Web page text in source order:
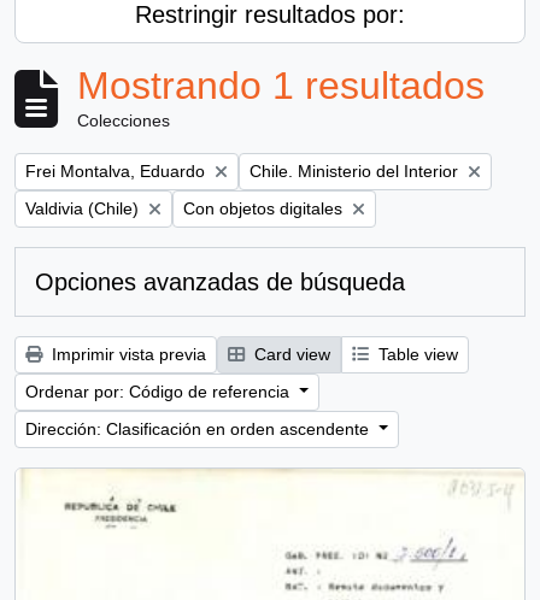
Restringir resultados por:
Mostrando 1 resultados
Colecciones
Remove filter:
Frei Montalva, Eduardo Remove filter:
Chile. Ministerio del Interior
Remove filter:
Valdivia (Chile) Remove filter:
Con objetos digitales
Opciones avanzadas de búsqueda
Imprimir vista previa Card view
Table view
Ordenar por: Código de referencia
Dirección: Clasificación en orden ascendente